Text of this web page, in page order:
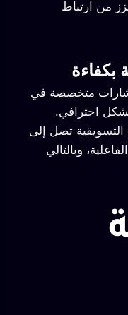
من ارتباط
متخصصة في
بشكل احترافي.
تصل إلى
وبالتالي